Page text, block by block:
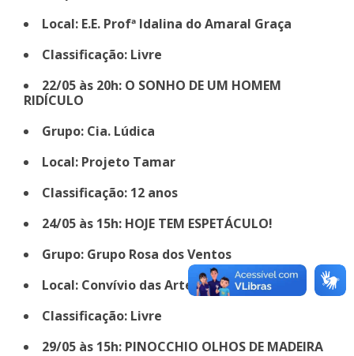
Local: E.E. Profª Idalina do Amaral Graça
Classificação: Livre
22/05 às 20h: O SONHO DE UM HOMEM
RIDÍCULO
Grupo: Cia. Lúdica
Local: Projeto Tamar
Classificação: 12 anos
24/05 às 15h: HOJE TEM ESPETÁCULO!
Grupo: Grupo Rosa dos Ventos
Local: Convívio das Artes
Classificação: Livre
29/05 às 15h: PINOCCHIO OLHOS DE MADEIRA